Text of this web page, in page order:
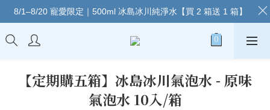
【定期購五箱】冰島冰川氣泡水 - 原味
氣泡水 10入/箱
8/1–8/20 寵愛限定｜500ml 冰島冰川純淨水【買 2 箱送 1 箱】